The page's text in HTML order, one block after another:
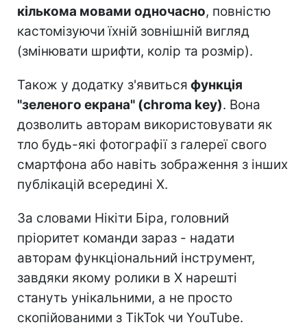
кількома мовами одночасно, повністю
кастомізуючи їхній зовнішній вигляд
(змінювати шрифти, колір та розмір).
Також у додатку з'явиться функція
"зеленого екрана" (chroma key). Вона
дозволить авторам використовувати як
тло будь-які фотографії з галереї свого
смартфона або навіть зображення з інших
публікацій всередині X.
За словами Нікіти Біра, головний
пріоритет команди зараз - надати
авторам функціональний інструмент,
завдяки якому ролики в X нарешті
стануть унікальними, а не просто
скопійованими з TikTok чи YouTube.